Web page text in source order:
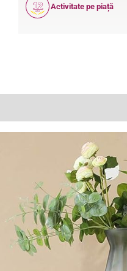
12
ANI
Activitate pe piață